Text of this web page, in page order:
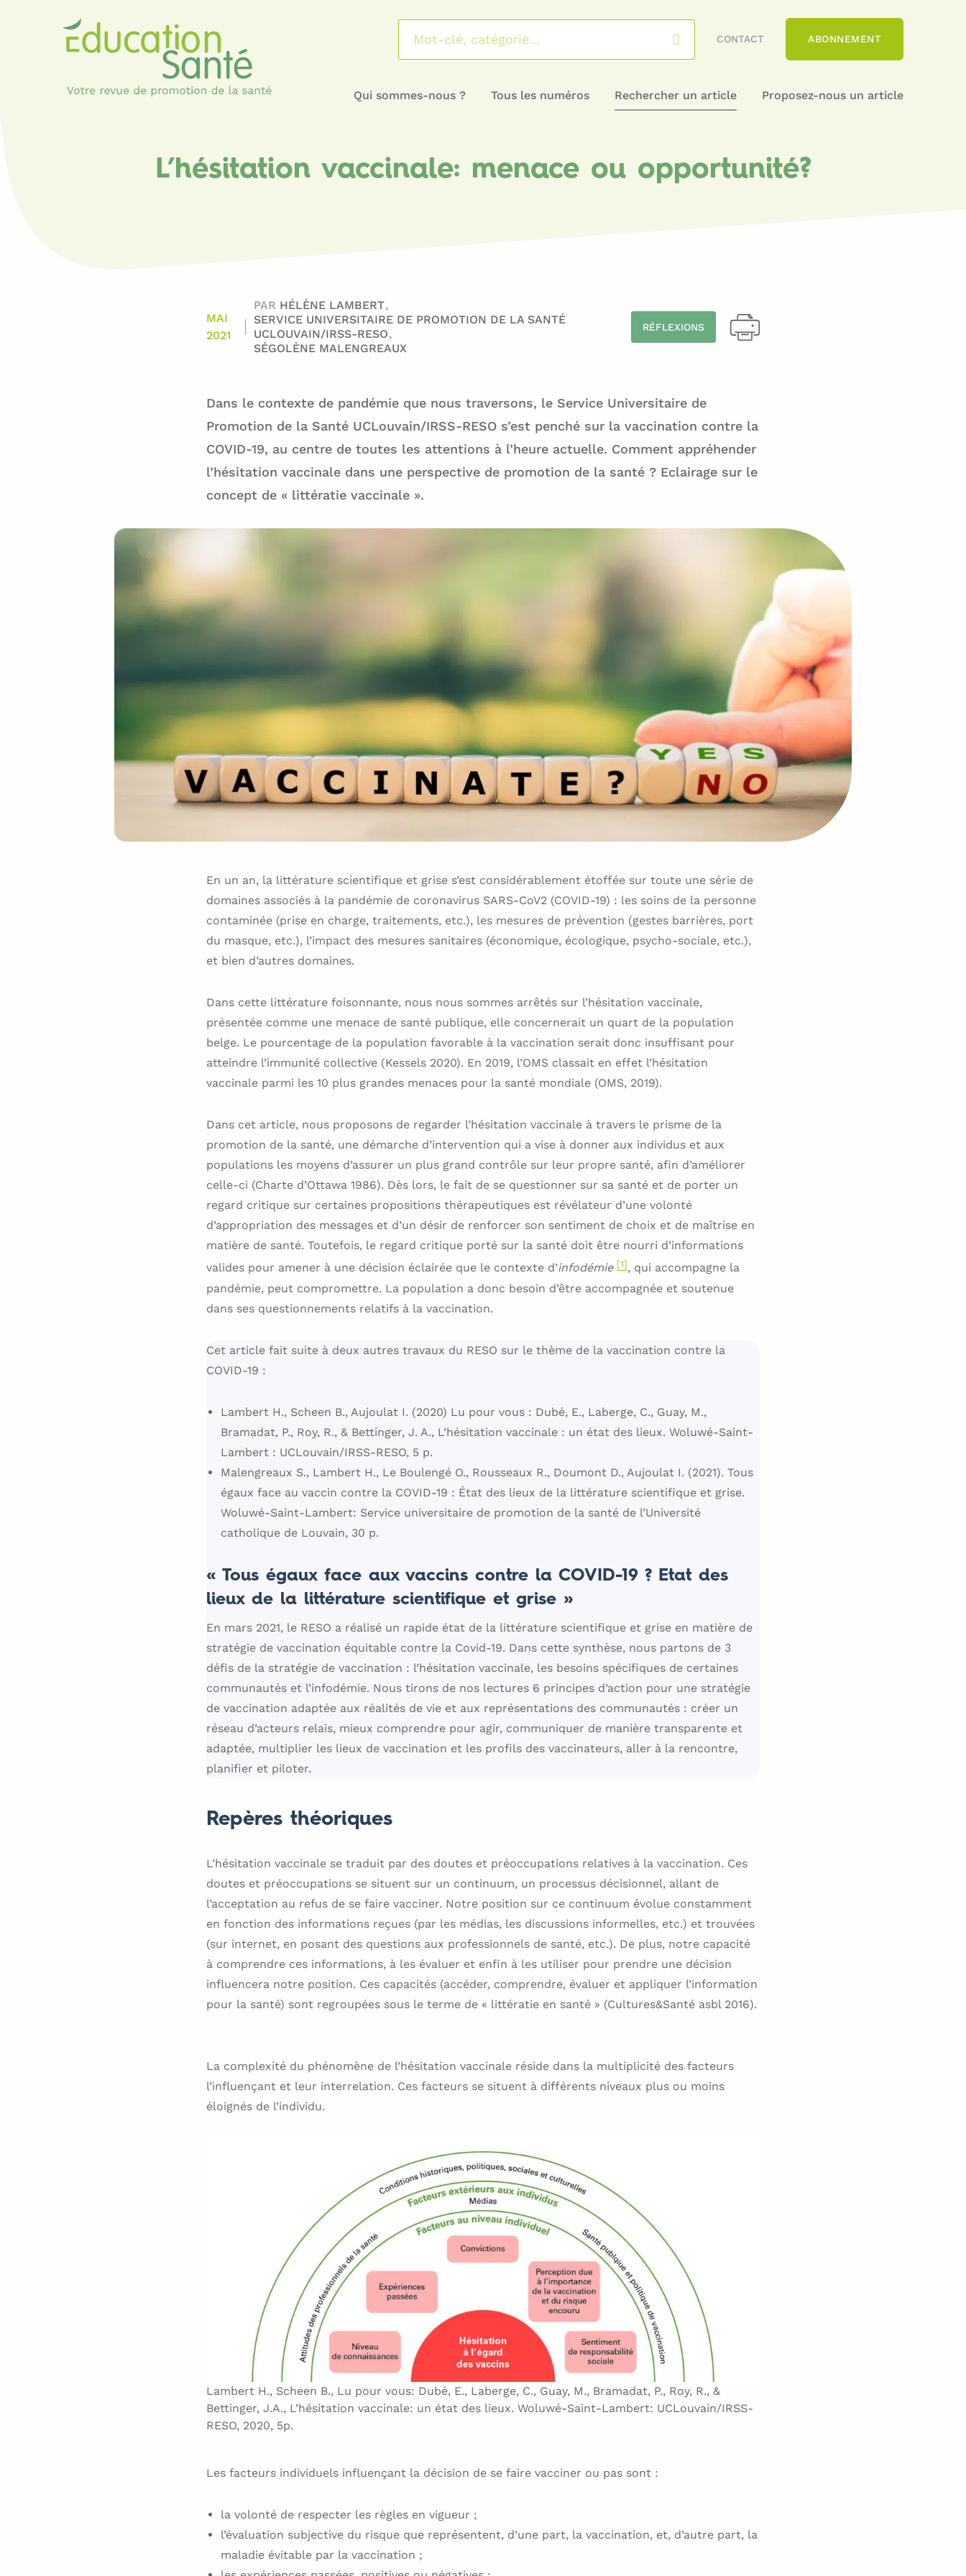
CONTACT ABONNEMENT
Qui sommes-nous ? Tous les numéros Rechercher un article Proposez-nous un article
L’hésitation vaccinale: menace ou opportunité?
MAI
2021
PAR HÉLÈNE LAMBERT
SERVICE UNIVERSITAIRE DE PROMOTION DE LA SANTÉ
UCLOUVAIN/IRSS-RESO
SÉGOLÈNE MALENGREAUX
RÉFLEXIONS
Dans le contexte de pandémie que nous traversons, le Service Universitaire de
Promotion de la Santé UCLouvain/IRSS-RESO s’est penché sur la vaccination contre la
COVID-19, au centre de toutes les attentions à l’heure actuelle. Comment appréhender
l’hésitation vaccinale dans une perspective de promotion de la santé ? Eclairage sur le
concept de « littératie vaccinale ».
En un an, la littérature scientifique et grise s’est considérablement étoffée sur toute une série de
domaines associés à la pandémie de coronavirus SARS-CoV2 (COVID-19) : les soins de la personne
contaminée (prise en charge, traitements, etc.), les mesures de prévention (gestes barrières, port
du masque, etc.), l’impact des mesures sanitaires (économique, écologique, psycho-sociale, etc.),
et bien d’autres domaines.
Dans cette littérature foisonnante, nous nous sommes arrêtés sur l’hésitation vaccinale,
présentée comme une menace de santé publique, elle concernerait un quart de la population
belge. Le pourcentage de la population favorable à la vaccination serait donc insuffisant pour
atteindre l’immunité collective (Kessels 2020). En 2019, l’OMS classait en effet l’hésitation
vaccinale parmi les 10 plus grandes menaces pour la santé mondiale (OMS, 2019).
Dans cet article, nous proposons de regarder l’hésitation vaccinale à travers le prisme de la
promotion de la santé, une démarche d’intervention qui a vise à donner aux individus et aux
populations les moyens d’assurer un plus grand contrôle sur leur propre santé, afin d’améliorer
celle-ci (Charte d’Ottawa 1986). Dès lors, le fait de se questionner sur sa santé et de porter un
regard critique sur certaines propositions thérapeutiques est révélateur d’une volonté
d’appropriation des messages et d’un désir de renforcer son sentiment de choix et de maîtrise en
matière de santé. Toutefois, le regard critique porté sur la santé doit être nourri d’informations
valides pour amener à une décision éclairée que le contexte d’infodémie [1], qui accompagne la
pandémie, peut compromettre. La population a donc besoin d’être accompagnée et soutenue
dans ses questionnements relatifs à la vaccination.
Cet article fait suite à deux autres travaux du RESO sur le thème de la vaccination contre la
COVID-19 :
Lambert H., Scheen B., Aujoulat I. (2020) Lu pour vous : Dubé, E., Laberge, C., Guay, M.,
Bramadat, P., Roy, R., & Bettinger, J. A., L’hésitation vaccinale : un état des lieux. Woluwé-Saint-
Lambert : UCLouvain/IRSS-RESO, 5 p.
Malengreaux S., Lambert H., Le Boulengé O., Rousseaux R., Doumont D., Aujoulat I. (2021). Tous
égaux face au vaccin contre la COVID-19 : État des lieux de la littérature scientifique et grise.
Woluwé-Saint-Lambert: Service universitaire de promotion de la santé de l’Université
catholique de Louvain, 30 p.
« Tous égaux face aux vaccins contre la COVID-19 ? Etat des
lieux de la littérature scientifique et grise »
En mars 2021, le RESO a réalisé un rapide état de la littérature scientifique et grise en matière de
stratégie de vaccination équitable contre la Covid-19. Dans cette synthèse, nous partons de 3
défis de la stratégie de vaccination : l’hésitation vaccinale, les besoins spécifiques de certaines
communautés et l’infodémie. Nous tirons de nos lectures 6 principes d’action pour une stratégie
de vaccination adaptée aux réalités de vie et aux représentations des communautés : créer un
réseau d’acteurs relais, mieux comprendre pour agir, communiquer de manière transparente et
adaptée, multiplier les lieux de vaccination et les profils des vaccinateurs, aller à la rencontre,
planifier et piloter.
Repères théoriques
L’hésitation vaccinale se traduit par des doutes et préoccupations relatives à la vaccination. Ces
doutes et préoccupations se situent sur un continuum, un processus décisionnel, allant de
l’acceptation au refus de se faire vacciner. Notre position sur ce continuum évolue constamment
en fonction des informations reçues (par les médias, les discussions informelles, etc.) et trouvées
(sur internet, en posant des questions aux professionnels de santé, etc.). De plus, notre capacité
à comprendre ces informations, à les évaluer et enfin à les utiliser pour prendre une décision
influencera notre position. Ces capacités (accéder, comprendre, évaluer et appliquer l’information
pour la santé) sont regroupées sous le terme de « littératie en santé » (Cultures&Santé asbl 2016).
La complexité du phénomène de l’hésitation vaccinale réside dans la multiplicité des facteurs
l’influençant et leur interrelation. Ces facteurs se situent à différents niveaux plus ou moins
éloignés de l’individu.
Lambert H., Scheen B., Lu pour vous: Dubé, E., Laberge, C., Guay, M., Bramadat, P., Roy, R., &
Bettinger, J.A., L’hésitation vaccinale: un état des lieux. Woluwé-Saint-Lambert: UCLouvain/IRSS-
RESO, 2020, 5p.
Les facteurs individuels influençant la décision de se faire vacciner ou pas sont :
la volonté de respecter les règles en vigueur ;
l’évaluation subjective du risque que représentent, d’une part, la vaccination, et, d’autre part, la
maladie évitable par la vaccination ;